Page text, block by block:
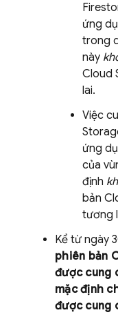
ứng
trong
này
Cloud
lai.
Việc
ứng
của
định
bản
tương
Kể từ ngày
phiên bản
được cung
mặc định
được cung